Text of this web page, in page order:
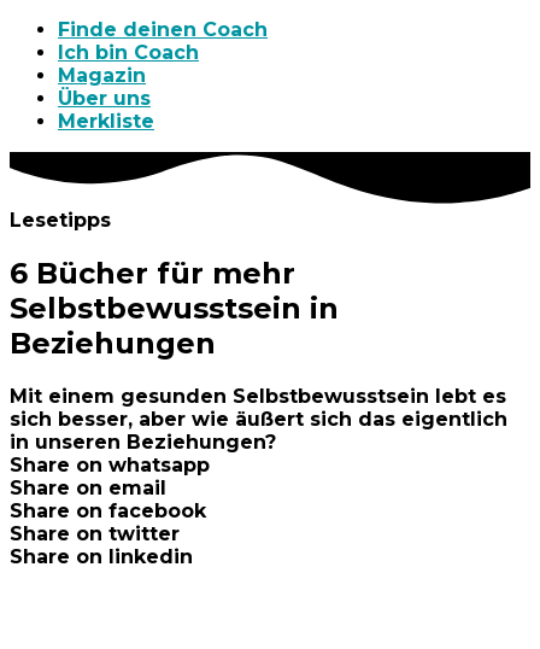
Finde deinen Coach
Ich bin Coach
Magazin
Über uns
Merkliste
Lesetipps
6 Bücher für mehr
Selbstbewusstsein in
Beziehungen
Mit einem gesunden Selbstbewusstsein lebt es
sich besser, aber wie äußert sich das eigentlich
in unseren Beziehungen?
Share on whatsapp
Share on email
Share on facebook
Share on twitter
Share on linkedin